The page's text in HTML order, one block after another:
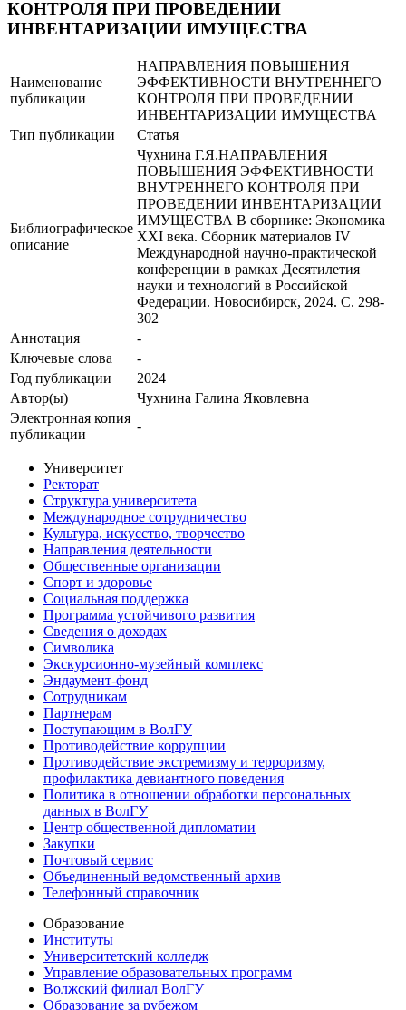
КОНТРОЛЯ ПРИ ПРОВЕДЕНИИ
ИНВЕНТАРИЗАЦИИ ИМУЩЕСТВА
Наименование
публикации
НАПРАВЛЕНИЯ ПОВЫШЕНИЯ
ЭФФЕКТИВНОСТИ ВНУТРЕННЕГО
КОНТРОЛЯ ПРИ ПРОВЕДЕНИИ
ИНВЕНТАРИЗАЦИИ ИМУЩЕСТВА
Тип публикации
Статья
Библиографическое
описание
Чухнина Г.Я.НАПРАВЛЕНИЯ
ПОВЫШЕНИЯ ЭФФЕКТИВНОСТИ
ВНУТРЕННЕГО КОНТРОЛЯ ПРИ
ПРОВЕДЕНИИ ИНВЕНТАРИЗАЦИИ
ИМУЩЕСТВА В сборнике: Экономика
XXI века. Сборник материалов IV
Международной научно-практической
конференции в рамках Десятилетия
науки и технологий в Российской
Федерации. Новосибирск, 2024. С. 298-
302
Аннотация
-
Ключевые cлова
-
Год публикации
2024
Автор(ы)
Чухнина Галина Яковлевна
Электронная копия
публикации
-
Университет
Ректорат
Структура университета
Международное сотрудничество
Культура, искусство, творчество
Направления деятельности
Общественные организации
Спорт и здоровье
Социальная поддержка
Программа устойчивого развития
Сведения о доходах
Символика
Экскурсионно-музейный комплекс
Эндаумент-фонд
Сотрудникам
Партнерам
Поступающим в ВолГУ
Противодействие коррупции
Противодействие экстремизму и терроризму,
профилактика девиантного поведения
Политика в отношении обработки персональных
данных в ВолГУ
Центр общественной дипломатии
Закупки
Почтовый сервис
Объединенный ведомственный архив
Телефонный справочник
Образование
Институты
Университетский колледж
Управление образовательных программ
Волжский филиал ВолГУ
Образование за рубежом